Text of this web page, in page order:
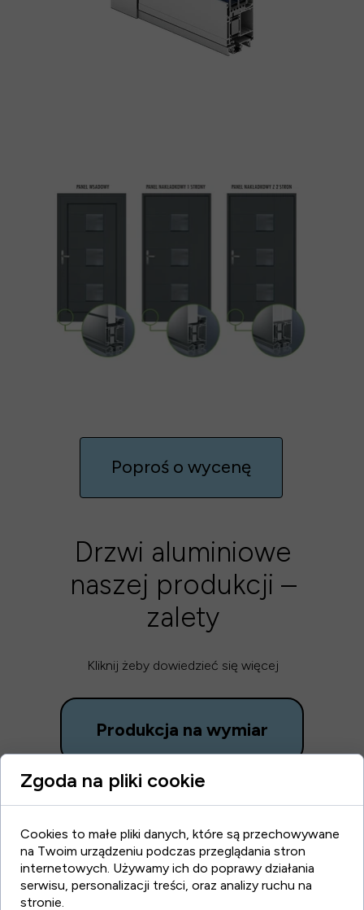
Drzwi aluminiowe
naszej produkcji –
zalety
Kliknij żeby dowiedzieć się więcej
Trwałość i bezpieczeństwo
Produkcja na wymiar
Poproś o wycenę
Zgoda na pliki cookie
Cookies to małe pliki danych, które są przechowywane
na Twoim urządzeniu podczas przeglądania stron
internetowych. Używamy ich do poprawy działania
serwisu, personalizacji treści, oraz analizy ruchu na
stronie.